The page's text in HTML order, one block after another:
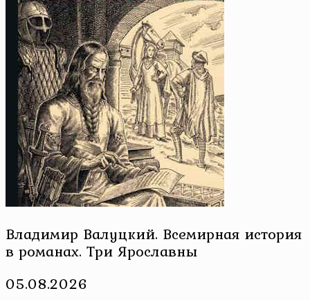
Владимир Валуцкий. Всемирная история
в романах. Три Ярославны
05.08.2026